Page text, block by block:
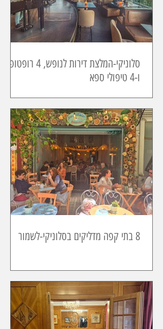
סלוניקי-המלצת דירות לנופש, 4 רופטופ
ו-4 טיפולי ספא
8 בתי קפה מדליקים בסלוניקי-לשמור